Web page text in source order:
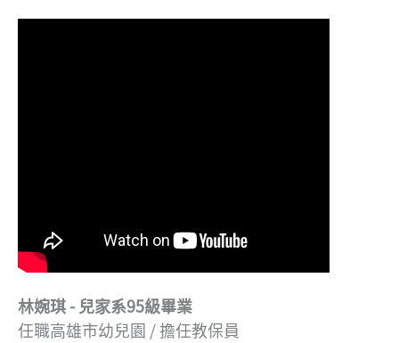
林婉琪 - 兒家系95級畢業
任職高雄市幼兒園 / 擔任教保員